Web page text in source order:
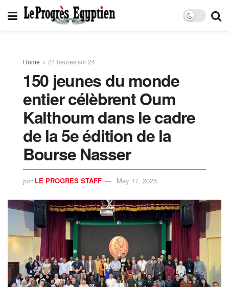
Home 24 heures sur 24
150 jeunes du monde
entier célèbrent Oum
Kalthoum dans le cadre
de la 5e édition de la
Bourse Nasser
par LE PROGRES STAFF May 17, 2025